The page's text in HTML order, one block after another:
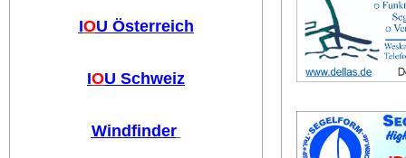
IOU Österreich
IOU Schweiz
Windfinder